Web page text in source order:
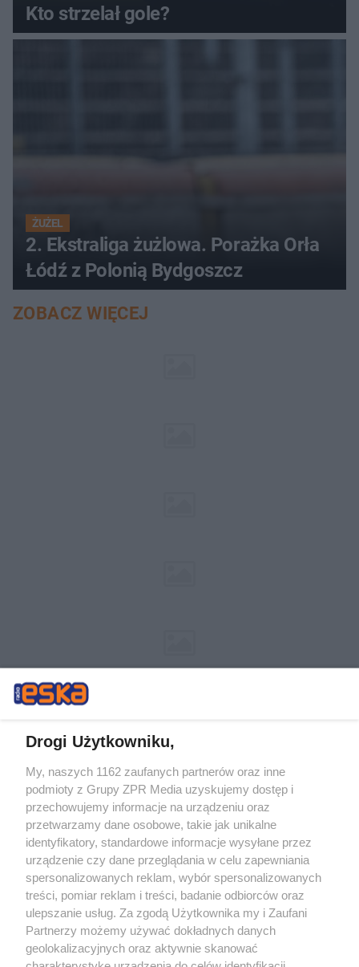
Kto strzelał gole?
ŻUŻEL
2. Ekstraliga żużlowa. Porażka Orła
Łódź z Polonią Bydgoszcz
ZOBACZ WIĘCEJ
Żaden utwór zamieszczony w serwisie nie może być powielany i
rozpowszechniany lub dalej rozpowszechniany w jakikolwiek sposób (w
tym także elektroniczny lub mechaniczny) na jakimkolwiek polu
eksploatacji w jakiejkolwiek formie, włącznie z umieszczaniem w
Internecie bez pisemnej zgody właściciela praw. Jakiekolwiek użycie lub
wykorzystanie utworów w całości lub w części z naruszeniem prawa,
tzn. bez właściwej zgody, jest zabronione pod groźbą kary i może być
ścigane prawnie.
Drogi Użytkowniku,
My, naszych 1162 zaufanych partnerów oraz inne
podmioty z Grupy ZPR Media uzyskujemy dostęp i
przechowujemy informacje na urządzeniu oraz
przetwarzamy dane osobowe, takie jak unikalne
identyfikatory, standardowe informacje wysyłane przez
urządzenie czy dane przeglądania w celu zapewniania
spersonalizowanych reklam, wybór spersonalizowanych
treści, pomiar reklam i treści, badanie odbiorców oraz
ulepszanie usług. Za zgodą Użytkownika my i Zaufani
Partnerzy możemy używać dokładnych danych
geolokalizacyjnych oraz aktywnie skanować